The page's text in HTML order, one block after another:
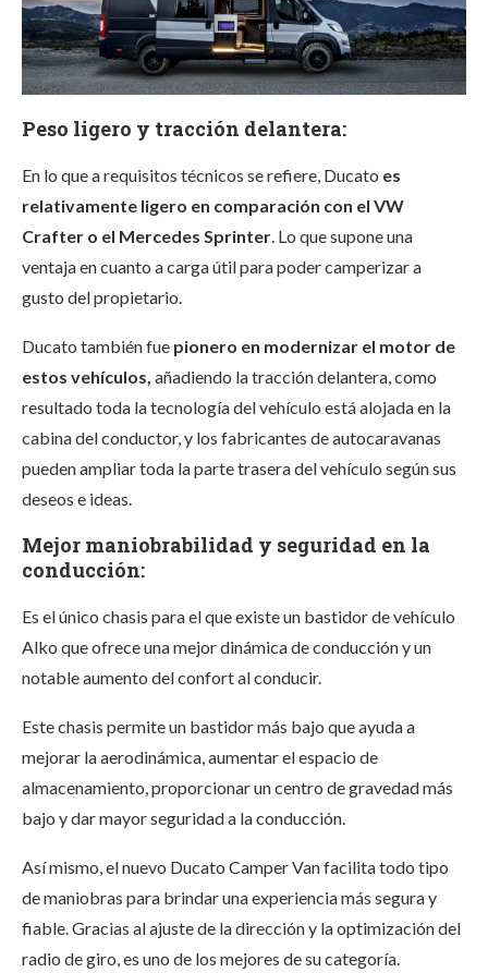
Peso ligero y tracción delantera:
En lo que a requisitos técnicos se refiere, Ducato es
relativamente ligero en comparación con el VW
Crafter o el Mercedes Sprinter. Lo que supone una
ventaja en cuanto a carga útil para poder camperizar a
gusto del propietario.
Ducato también fue pionero en modernizar el motor de
estos vehículos, añadiendo la tracción delantera, como
resultado toda la tecnología del vehículo está alojada en la
cabina del conductor, y los fabricantes de autocaravanas
pueden ampliar toda la parte trasera del vehículo según sus
deseos e ideas.
Mejor maniobrabilidad y seguridad en la
conducción:
Es el único chasis para el que existe un bastidor de vehículo
Alko que ofrece una mejor dinámica de conducción y un
notable aumento del confort al conducir.
Este chasis permite un bastidor más bajo que ayuda a
mejorar la aerodinámica, aumentar el espacio de
almacenamiento, proporcionar un centro de gravedad más
bajo y dar mayor seguridad a la conducción.
Así mismo, el nuevo Ducato Camper Vanfacilita todo tipo
de maniobras para brindar una experiencia más segura y
fiable. Gracias al ajuste de la dirección y la optimización del
radio de giro, es uno de los mejores de su categoría.